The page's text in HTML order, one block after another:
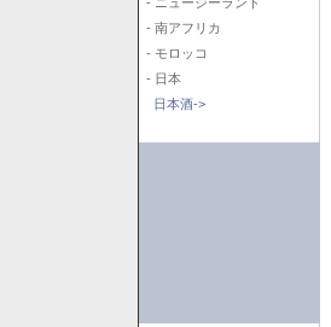
- 南アフリカ
- モロッコ
- 日本
日本酒->